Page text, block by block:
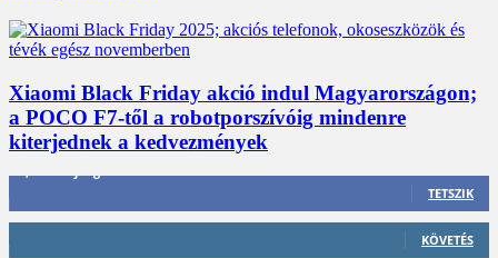
Xiaomi Black Friday akció indul Magyarországon;
a POCO F7-től a robotporszívóig mindenre
kiterjednek a kedvezmények
TETSZIK
412 Követő
KÖVETÉS